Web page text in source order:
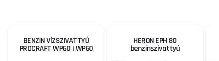
BENZIN VÍZSZIVATTYÚ
PROCRAFT WP60 | WP60
HERON EPH 80
benzinszivattyú